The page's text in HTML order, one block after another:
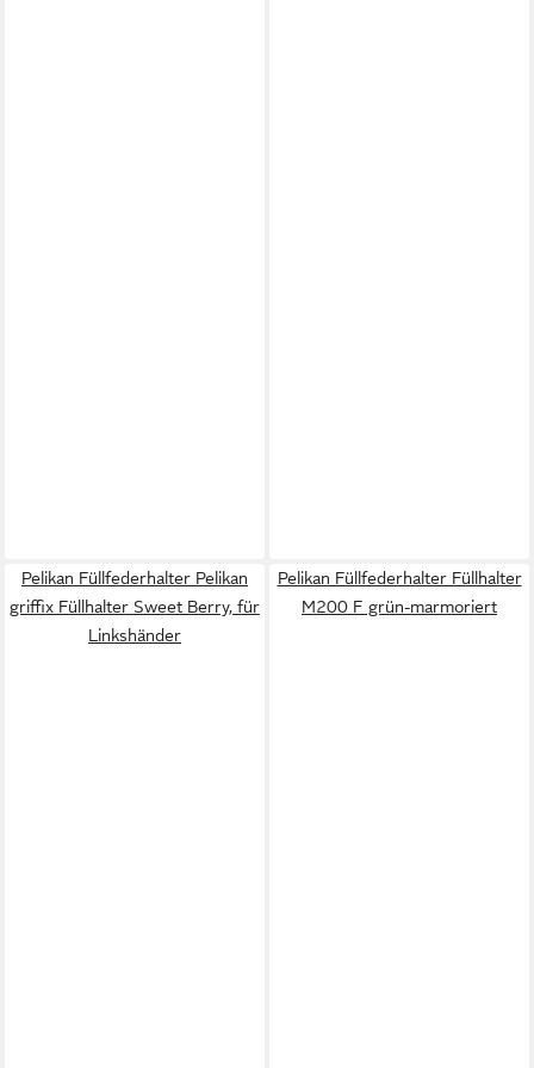
Pelikan Füllfederhalter Pelikan
griffix Füllhalter Sweet Berry, für
Linkshänder
Pelikan Füllfederhalter Füllhalter
M200 F grün-marmoriert